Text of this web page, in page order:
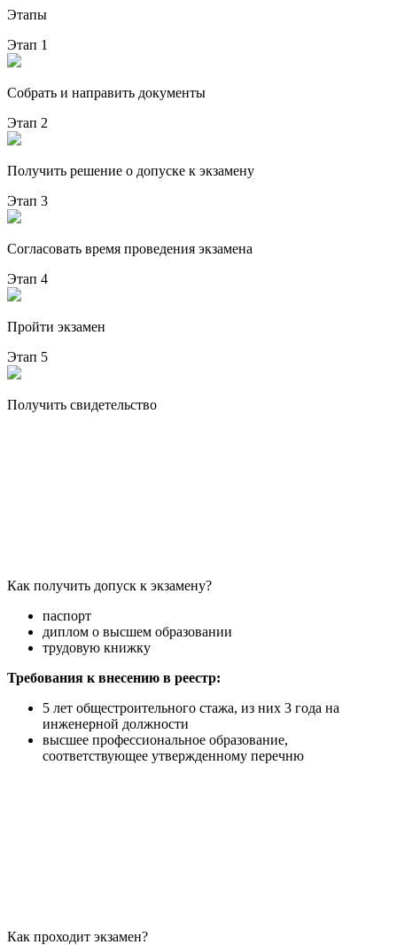
Этапы
Этап 1
Собрать и направить документы
Этап 2
Получить решение о допуске к экзамену
Этап 3
Согласовать время проведения экзамена
Этап 4
Пройти экзамен
Этап 5
Получить свидетельство
Как получить допуск к экзамену?
паспорт
диплом о высшем образовании
трудовую книжку
Требования к внесению в реестр:
5 лет общестроительного стажа, из них 3 года на
инженерной должности
высшее профессиональное образование,
соответствующее утвержденному перечню
Как проходит экзамен?